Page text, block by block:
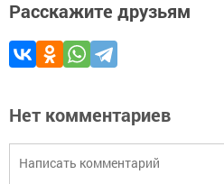
Расскажите друзьям
Нет комментариев